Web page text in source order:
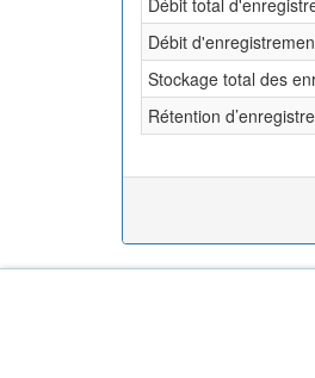
Débit total
Débit
Stockage total des
Rétention